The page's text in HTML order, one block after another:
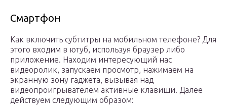
Смартфон
Как включить субтитры на мобильном телефоне? Для
этого входим в ютуб, используя браузер либо
приложение. Находим интересующий нас
видеоролик, запускаем просмотр, нажимаем на
экранную зону гаджета, вызывая над
видеопроигрывателем активные клавиши. Далее
действуем следующим образом: